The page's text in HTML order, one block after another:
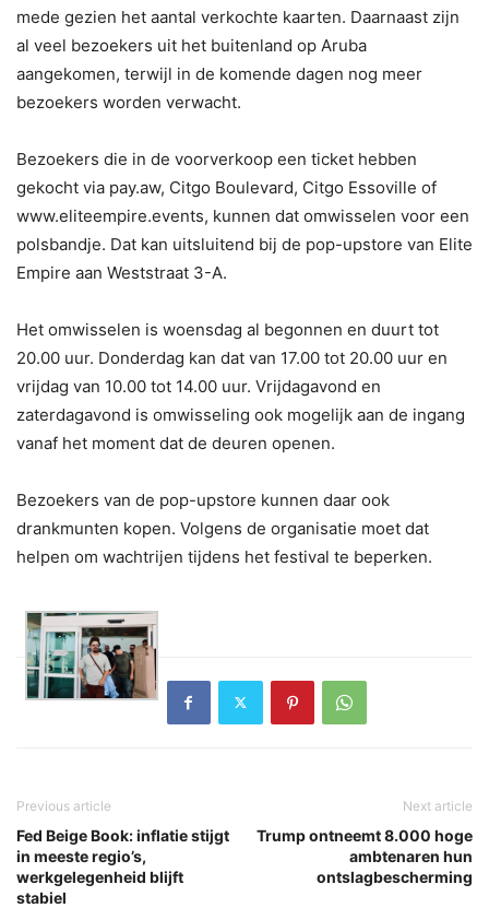
mede gezien het aantal verkochte kaarten. Daarnaast zijn
al veel bezoekers uit het buitenland op Aruba
aangekomen, terwijl in de komende dagen nog meer
bezoekers worden verwacht.
Bezoekers die in de voorverkoop een ticket hebben
gekocht via pay.aw, Citgo Boulevard, Citgo Essoville of
www.eliteempire.events, kunnen dat omwisselen voor een
polsbandje. Dat kan uitsluitend bij de pop-upstore van Elite
Empire aan Weststraat 3-A.
Het omwisselen is woensdag al begonnen en duurt tot
20.00 uur. Donderdag kan dat van 17.00 tot 20.00 uur en
vrijdag van 10.00 tot 14.00 uur. Vrijdagavond en
zaterdagavond is omwisseling ook mogelijk aan de ingang
vanaf het moment dat de deuren openen.
Bezoekers van de pop-upstore kunnen daar ook
drankmunten kopen. Volgens de organisatie moet dat
helpen om wachtrijen tijdens het festival te beperken.
Previous article
Fed Beige Book: inflatie stijgt
in meeste regio’s,
werkgelegenheid blijft
stabiel
Next article
Trump ontneemt 8.000 hoge
ambtenaren hun
ontslagbescherming